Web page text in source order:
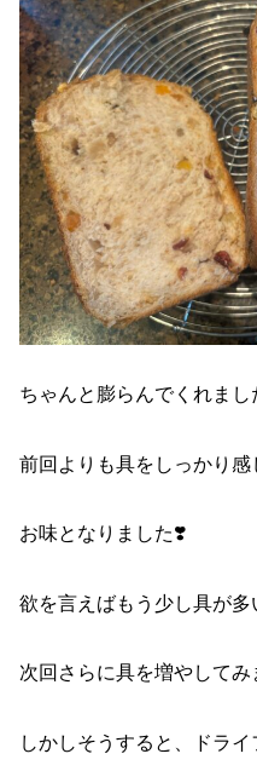
ちゃんと膨らんでくれまし
前回よりも具をしっかり感
お味となりました❣️
欲を言えばもう少し具が多
次回さらに具を増やしてみ
しかしそうすると、ドライ